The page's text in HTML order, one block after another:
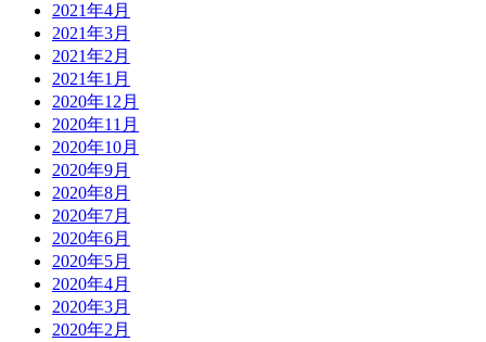
2021年4月
2021年3月
2021年2月
2021年1月
2020年12月
2020年11月
2020年10月
2020年9月
2020年8月
2020年7月
2020年6月
2020年5月
2020年4月
2020年3月
2020年2月